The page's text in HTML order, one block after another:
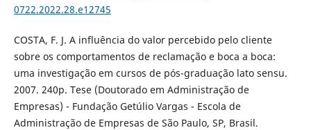
0722.2022.28.e12745
COSTA, F. J. A influência do valor percebido pelo cliente
sobre os comportamentos de reclamação e boca a boca:
uma investigação em cursos de pós-graduação lato sensu.
2007. 240p. Tese (Doutorado em Administração de
Empresas) - Fundação Getúlio Vargas - Escola de
Administração de Empresas de São Paulo, SP, Brasil.